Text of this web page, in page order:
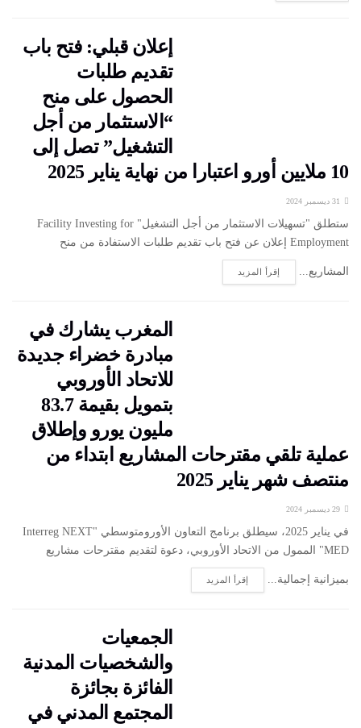
إعلان قبلي: فتح باب
تقديم طلبات
الحصول على منح
“الاستثمار من أجل
التشغيل” تصل إلى
10 ملايين أورو اعتبارا من نهاية يناير 2025
ستطلق "تسهيلات الاستثمار من أجل التشغيل" Facility Investing for
Employment إعلان عن فتح باب تقديم طلبات الاستفادة من منح
المشاريع... إقرأ المزيد
المغرب يشارك في
مبادرة خضراء جديدة
للاتحاد الأوروبي
بتمويل بقيمة 83.7
مليون يورو وإطلاق
عملية تلقي مقترحات المشاريع ابتداء من
منتصف شهر يناير 2025
في يناير 2025، سيطلق برنامج التعاون الأورومتوسطي "Interreg NEXT
MED" الممول من الاتحاد الأوروبي، دعوة لتقديم مقترحات مشاريع
بميزانية إجمالية... إقرأ المزيد
الجمعيات
والشخصيات المدنية
الفائزة بجائزة
المجتمع المدني في